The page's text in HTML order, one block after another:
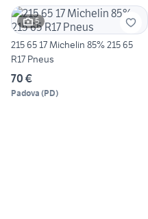
5
215 65 17 Michelin 85% 215 65
R17 Pneus
70 €
Padova (PD)